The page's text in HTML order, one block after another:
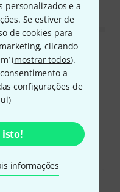
personalizados e a
Se estiver de
de cookies para
clicando
(mostrar todos).
a
configurações de
)
isto!
informações